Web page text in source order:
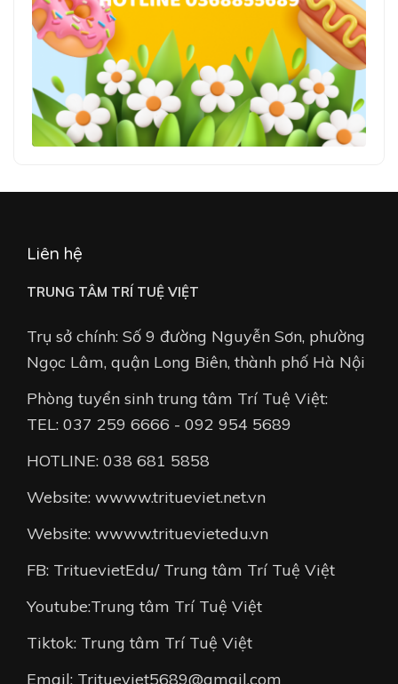
Liên hệ
TRUNG TÂM TRÍ TUỆ VIỆT
Trụ sở chính: Số 9 đường Nguyễn Sơn, phường
Ngọc Lâm, quận Long Biên, thành phố Hà Nội
Phòng tuyển sinh trung tâm Trí Tuệ Việt:
TEL: 037 259 6666 - 092 954 5689
HOTLINE: 038 681 5858
Website: wwww.tritueviet.net.vn
Website: wwww.trituevietedu.vn
FB: TrituevietEdu/ Trung tâm Trí Tuệ Việt
Youtube:Trung tâm Trí Tuệ Việt
Tiktok: Trung tâm Trí Tuệ Việt
Email: Tritueviet5689@gmail.com